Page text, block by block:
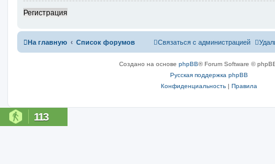
Регистрация
На главную Список форумов Связаться с администрацией
Создано на основе phpBB® Forum Software ©
Русская поддержка phpBB
Конфиденциальность | Правила
113